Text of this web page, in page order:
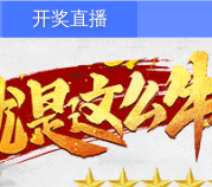
开奖直播